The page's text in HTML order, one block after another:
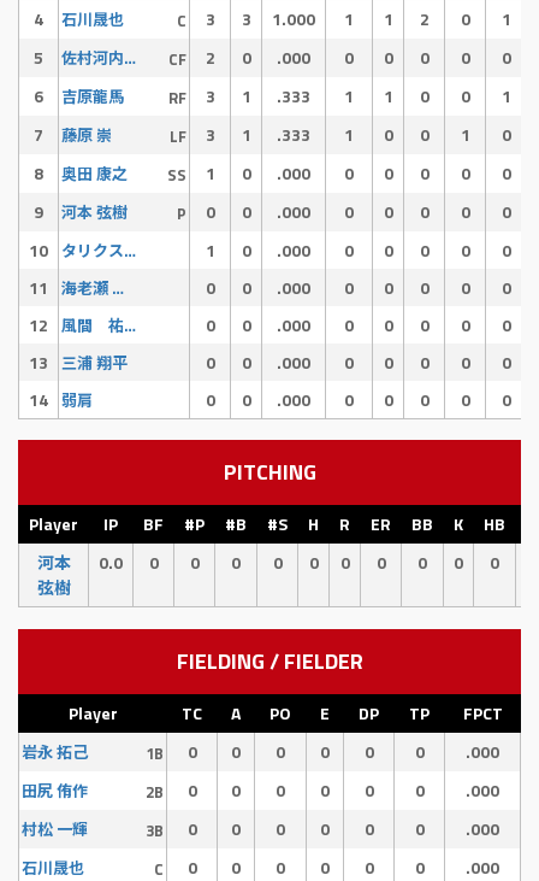
4
石川晟也 C 3 3 1.000 1 1 2 0
1
5
佐村河内 守 CF 2 0 .000 0 0 0 0
0
6
吉原龍馬 RF 3 1 .333 1 1 0 0
1
7
藤原 崇 LF 3 1 .333 1 0 0 1
0
8
奥田 康之 SS 1 0 .000 0 0 0 0
0
9
河本 弦樹 P 0 0 .000 0 0 0 0
0
10
タリクスクーバル 1 0 .000 0 0 0 0
0
11
海老瀬 啓介 0 0 .000 0 0 0 0
0
12
風間 祐輝 0 0 .000 0 0 0 0
0
13 三浦 翔平 0 0 .000 0 0 0 0
0
14 弱肩 0 0 .000 0 0 0 0 0
PITCHING
Player IP BF #P #B #S H R ER BB K HB
河本
弦樹
0.0 0 0 0 0 0 0 0 0 0 0
FIELDING / FIELDER
Player TC A PO E DP TP FPCT
岩永 拓己 1B 0 0 0 0 0 0 .000
田尻 侑作 2B 0 0 0 0 0 0 .000
村松 一輝 3B 0 0 0 0 0 0 .000
石川晟也 C 0 0 0 0 0 0 .000